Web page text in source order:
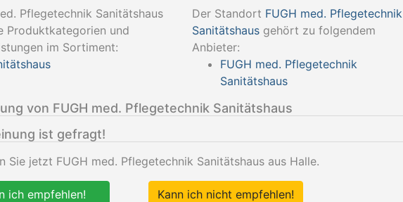
Pflegetechnik Sanitätshaus
Produktkategorien und
im Sortiment:
Der Standort FUGH med. Pflegetechnik
Sanitätshausgehört zu folgendem
Anbieter:
FUGH med. Pflegetechnik
Sanitätshaus
von FUGH med. Pflegetechnik Sanitätshaus
ist gefragt!
Sie jetzt FUGH med. Pflegetechnik Sanitätshaus aus Halle.
ich empfehlen!
Kann ich nicht empfehlen!